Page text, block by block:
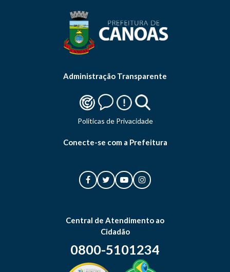
Administração Transparente
Politicas de Privacidade
Conecte-se com a Prefeitura
Central de Atendimento ao
Cidadão
0800-5101234